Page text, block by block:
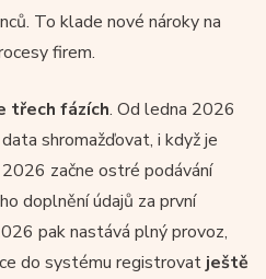
To klade nové nároky na
firem.
třech fázích. Od ledna 2026
shromažďovat, i když je
začne ostré podávání
doplnění údajů za první
pak nastává plný provoz,
do systému registrovat ještě